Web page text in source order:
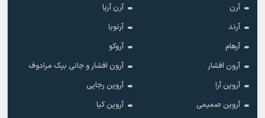
آرن
آرن آریا
آرند
آرنویا
آرهام
آروکو
آرون افشار
آرون افشار و جانی بیک مرادوف
آروین آرا
آروین رجایی
آروین صمیمی
آروین کیا